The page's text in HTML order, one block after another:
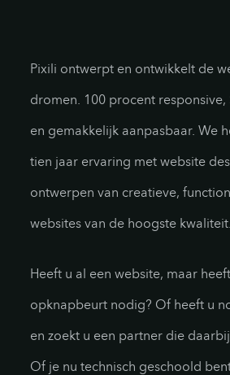
Pixili ontwerpt en ontwikkelt de
dromen. 100 procent responsive,
en gemakkelijk aanpasbaar. We
tien jaar ervaring met website
ontwerpen van creatieve,
websites van de hoogste kwaliteit.
Heeft u al een website, maar
opknapbeurt nodig? Of heeft u
en zoekt u een partner die
Of je nu technisch geschoold